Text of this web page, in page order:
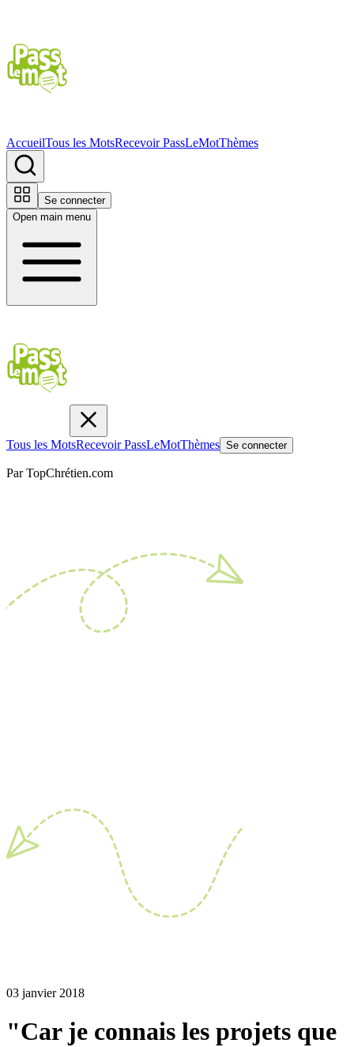
AccueilTous les MotsRecevoir PassLeMotThèmes
Se connecter
Open main menu
Tous les MotsRecevoir PassLeMotThèmes Se connecter
Par TopChrétien.com
03 janvier 2018
"Car je connais les projets que